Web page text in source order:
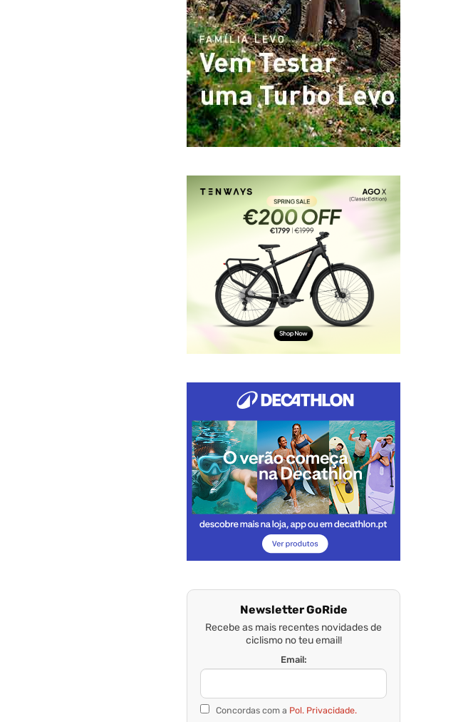
Newsletter GoRide
Recebe as mais recentes novidades de
ciclismo no teu email!
Email:
Concordas com a Pol. Privacidade.